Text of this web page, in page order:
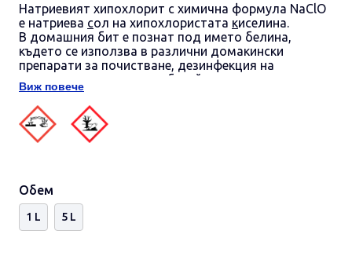
Натриевият хипохлорит с химична формула NaClO
е натриева сол на хипохлористата киселина.
В домашния бит е познат под името белина,
където се използва в различни домакински
препарати за почистване, дезинфекция на
санитарни помещения и басейни, отстраняване на
плесен, избелване на дрехи и други.
Корозивните свойства на съединението, широкото
му разпространение и продуктите му на реакция го
правят рисков фактор. Смесването на течна белина
Да се пази далеч от деца!
Концентрации - различни в зависимост от
Виж повече
Обем
1 L 5 L